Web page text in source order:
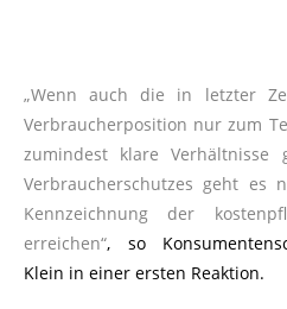
„Wenn auch die in letzter
Verbraucherposition nur zum
zumindest klare Verhältnisse
Verbraucherschutzes geht es
Kennzeichnung der
erreichen“, so
Klein in einer ersten Reaktion.